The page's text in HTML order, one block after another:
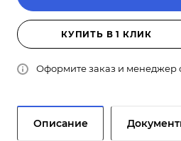
КУПИТЬ В 1 КЛИК
Оформите заказ и менеджер
Описание